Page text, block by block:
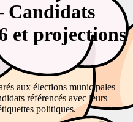
et projections
aux élections municipales
référencés avec leurs
politiques.